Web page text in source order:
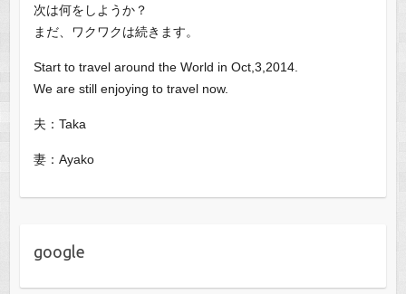
次は何をしようか？
まだ、ワクワクは続きます。
Start to travel around the World in Oct,3,2014.
We are still enjoying to travel now.
夫：Taka
妻：Ayako
google